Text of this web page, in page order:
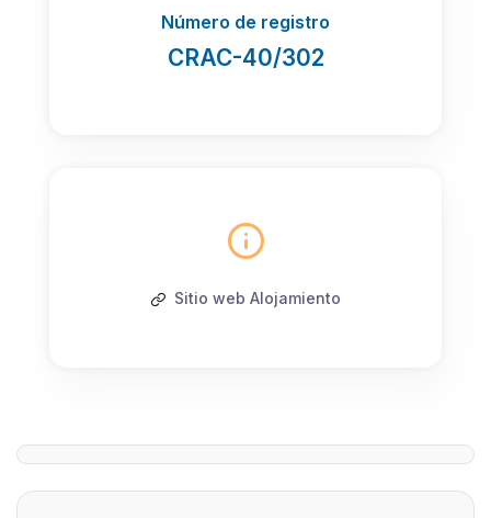
Número de registro
CRAC-40/302
Sitio web Alojamiento